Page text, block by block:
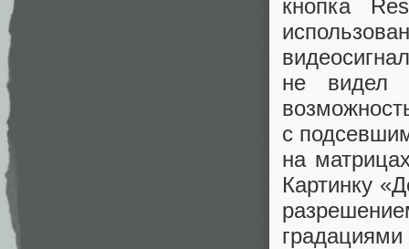
кнопка
не видел
с
на
Картинку
градациями